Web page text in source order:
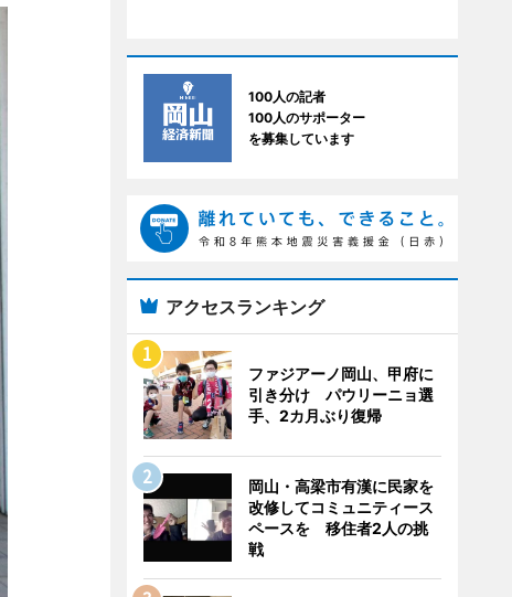
100人の記者
100人のサポーター
を募集しています
アクセスランキング
ファジアーノ岡山、甲府に
引き分け パウリーニョ選
手、2カ月ぶり復帰
岡山・高梁市有漢に民家を
改修してコミュニティース
ペースを 移住者2人の挑
戦